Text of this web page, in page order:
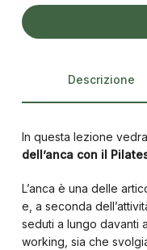
Descrizione
In questa lezione
dell’anca con il
L’anca è una delle
e, a seconda
seduti a lungo davanti
working, sia che